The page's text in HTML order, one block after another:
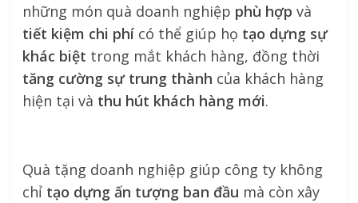
những món quà doanh nghiệp phù hợp và
tiết kiệm chi phí có thể giúp họ tạo dựng sự
khác biệt trong mắt khách hàng, đồng thời
tăng cường sự trung thành của khách hàng
hiện tại và thu hút khách hàng mới.
Quà tặng doanh nghiệp giúp công ty không
chỉ tạo dựng ấn tượng ban đầu mà còn xây